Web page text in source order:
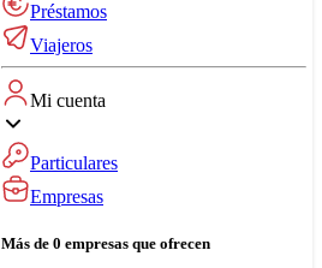
Préstamos
Viajeros
Mi cuenta
Particulares
Empresas
Más de 0 empresas que ofrecen